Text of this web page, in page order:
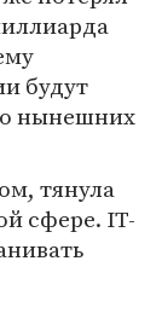
будут
нынешних
тянула
сфере. IT-